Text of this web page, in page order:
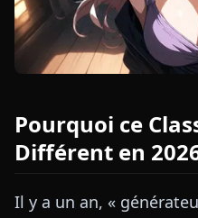
Pourquoi ce
Différent en
Il y a un an, «